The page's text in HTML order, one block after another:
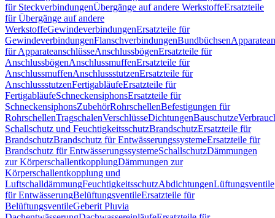
für SteckverbindungenÜbergänge auf andere WerkstoffeErsatzteile
für Übergänge auf andere
WerkstoffeGewindeverbindungenErsatzteile für
GewindeverbindungenFlanschverbindungenBundbüchsen
für ApparateanschlüsseAnschlussbögenErsatzteile für
AnschlussbögenAnschlussmuffenErsatzteile für
AnschlussmuffenAnschlussstutzenErsatzteile für
AnschlussstutzenFertigabläufeErsatzteile für
FertigabläufeSchneckensiphonsErsatzteile für
SchneckensiphonsZubehörRohrschellenBefestigungen für
RohrschellenTragschalenVerschlüsseDichtungenBauschutze
Schallschutz und FeuchtigkeitsschutzBrandschutzErsatzteile für
BrandschutzBrandschutz für EntwässerungssystemeErsatzteile für
Brandschutz für EntwässerungssystemeSchallschutzDämmungen
zur KörperschallentkopplungDämmungen zur
Körperschallentkopplung und
LuftschalldämmungFeuchtigkeitsschutzAbdichtungenLüftungsventile
für EntwässerungBelüftungsventileErsatzteile für
BelüftungsventileGeberit Pluvia